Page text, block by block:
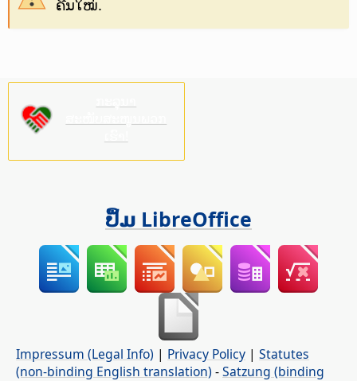
ຄືນໃໝ່.
ປຶ້ມ LibreOffice
Impressum (Legal Info) | Privacy Policy | Statutes
(non-binding English translation) -Satzung (binding